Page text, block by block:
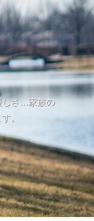
しさ…家族の
。